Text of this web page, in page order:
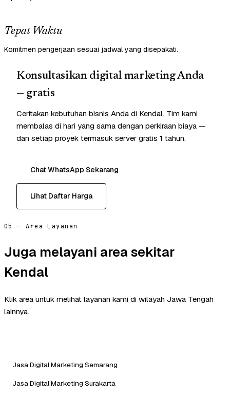
Tepat Waktu
Komitmen pengerjaan sesuai jadwal yang disepakati.
Konsultasikan digital marketing Anda
— gratis
Ceritakan kebutuhan bisnis Anda di Kendal. Tim kami
membalas di hari yang sama dengan perkiraan biaya —
dan setiap proyek termasuk server gratis 1 tahun.
Chat WhatsApp Sekarang
Lihat Daftar Harga
05 — Area Layanan
Juga melayani area sekitar
Kendal
Klik area untuk melihat layanan kami di wilayah Jawa Tengah
lainnya.
Jasa Digital Marketing Semarang
Jasa Digital Marketing Surakarta